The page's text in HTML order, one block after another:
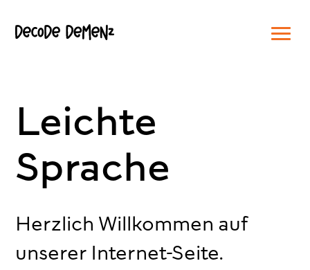
Leichte
Sprache
Herzlich Willkommen auf
unserer Internet-Seite.